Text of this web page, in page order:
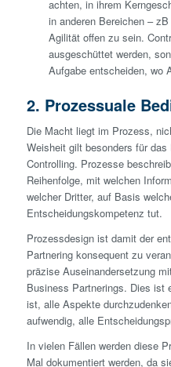
achten, in ihrem
in anderen Bereichen –
Agilität offen zu sein.
ausgeschüttet werden,
Aufgabe entscheiden, wo
2. Prozessuale
Die Macht liegt im Prozess,
Weisheit gilt besonders für
Controlling. Prozesse
Reihenfolge, mit welchen
welcher Dritter, auf Basis
Entscheidungskompetenz tut.
Prozessdesign ist damit der
Partnering konsequent zu
präzise Auseinandersetzung
Business Partnerings. Dies ist
ist, alle Aspekte
aufwendig, alle
In vielen Fällen werden diese
Mal dokumentiert werden, da